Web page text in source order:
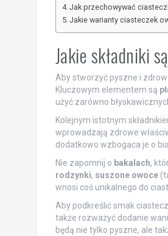
Jak przechowywać
Jakie warianty ciasteczek
Jakie składniki
Aby stworzyć pyszne i
Kluczowym elementem są
użyć zarówno
Kolejnym istotnym
wprowadzają zdrowe
dodatkowo wzbogaca je o
Nie zapomnij o bakalach,
rodzynki, suszone owoce
wnosi coś unikalnego do
Aby podkreślić smak
także rozważyć dodanie
będą nie tylko pyszne, ale